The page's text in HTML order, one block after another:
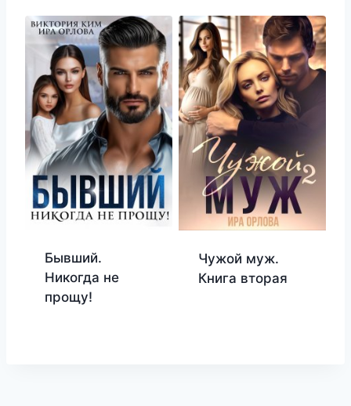
Бывший.
Никогда не
прощу!
Чужой муж.
Книга вторая